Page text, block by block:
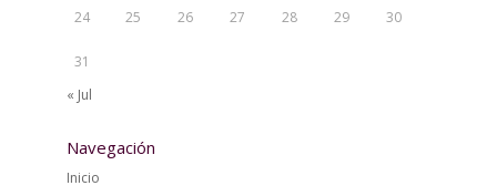
24 25 26 27 28 29 30
31
« Jul
Navegación
Inicio